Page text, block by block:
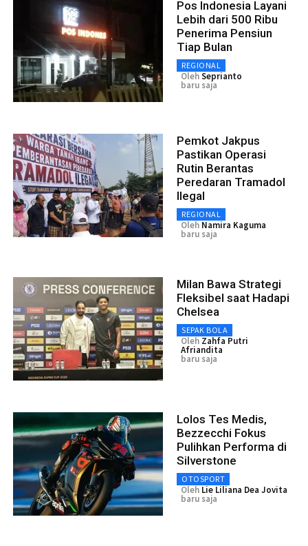
Pos Indonesia Layani
Lebih dari 500 Ribu
Penerima Pensiun
Tiap Bulan
REGIONAL
OlehSeprianto
baru saja
Pemkot Jakpus
Pastikan Operasi
Rutin Berantas
Peredaran Tramadol
Ilegal
REGIONAL
Oleh Namira Kaguma
baru saja
Milan Bawa Strategi
Fleksibel saat Hadapi
Chelsea
SEPAK BOLA
Oleh Zahfa Putri
Afriandita
baru saja
Lolos Tes Medis,
Bezzecchi Fokus
Pulihkan Performa di
Silverstone
OTOSPORT
Oleh Lie Liliana Dea Jovita
baru saja